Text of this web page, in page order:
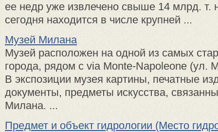
ее недр уже извлечено свыше 14 млрд. т.
сегодня находится в числе крупней ...
Музей Милана
Музей расположен на одной из са­мых
города, рядом с via Monte-Napoleone (ул.
В экспозиции музея картины, печатные
документы, предметы искус­ства,
Милана. ...
Предмет и объект гидрологии (Место